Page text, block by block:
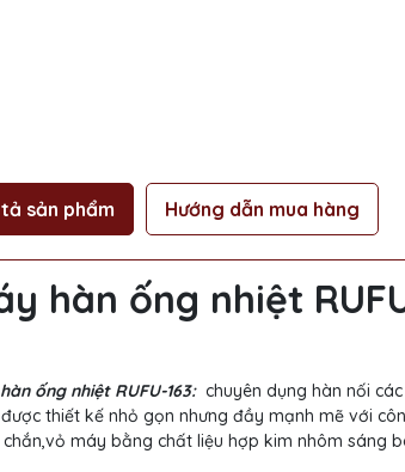
sản phẩm Hướng dẫn mua hàng
hàn ống nhiệt
ống nhiệt RUFU-163: chuyên dụng hàn nối
được thiết kế nhỏ gọn nhưng đầy mạnh mẽ với
chắn,vỏ máy bằng chất liệu hợp kim nhôm sáng